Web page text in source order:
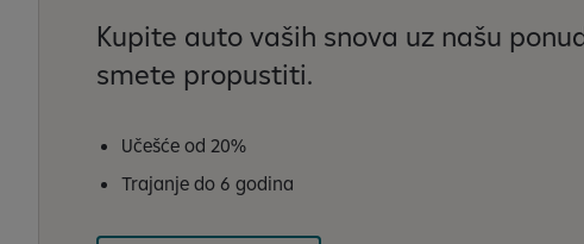
Kupite auto vaših snova uz našu
smete propustiti.
Učešće od 20%
Trajanje do 6 godina